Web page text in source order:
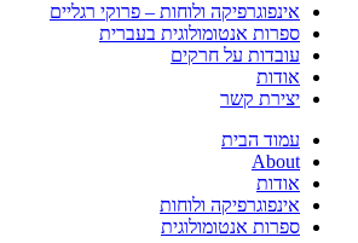
אינפוגרפיקה ולוחות – פרוקי רגליים
ספרות אנטומולוגית בעברית
עובדות על חרקים
אודות
יצירת קשר
עמוד הבית
About
אודות
אינפוגרפיקה ולוחות
ספרות אנטומולוגית